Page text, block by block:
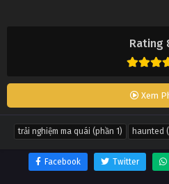
Rating
Xem
trải nghiệm ma quái (phần 1) haunted
Facebook Twitter